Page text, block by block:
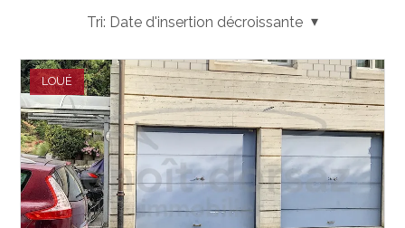
Tri: Date d'insertion décroissante
LOUÉ